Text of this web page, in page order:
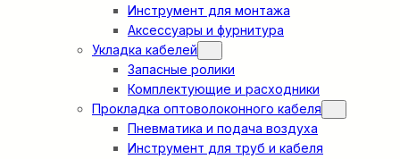
Инструмент для монтажа
Аксессуары и фурнитура
Укладка кабелей
Запасные ролики
Комплектующие и расходники
Прокладка оптоволоконного кабеля
Пневматика и подача воздуха
Инструмент для труб и кабеля